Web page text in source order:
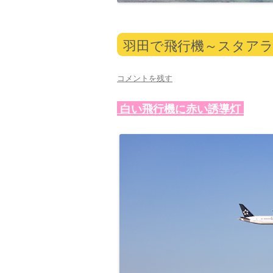
羽田で飛行機～スタア
コメントを残す
白い飛行機に赤い誘導灯